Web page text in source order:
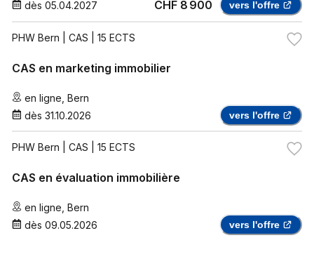
dès 05.04.2027 CHF 8 900 vers l'offre
PHW Bern | CAS | 15 ECTS
CAS en marketing immobilier
en ligne Bern
dès 31.10.2026 vers l'offre
PHW Bern | CAS | 15 ECTS
CAS en évaluation immobilière
en ligne Bern
dès 09.05.2026 vers l'offre